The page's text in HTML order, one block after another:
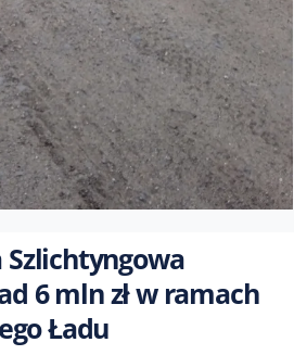
6 mln zł w ramach
Ładu